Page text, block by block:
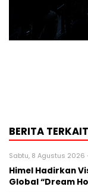
BERITA TERKAIT
Sabtu, 8 Agustus 2026
Himel Hadirkan
Global “Dream